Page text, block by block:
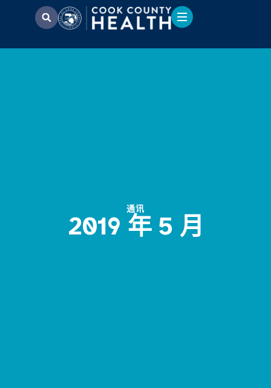
通讯
2019 年 5 月